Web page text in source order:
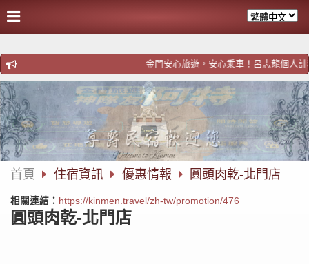
金門安心旅遊，安心乘車！呂志龍個人計
首頁 住宿資訊 優惠情報 圓頭肉乾-北門店
相關連結： https://kinmen.travel/zh-tw/promotion/476
圓頭肉乾-北門店